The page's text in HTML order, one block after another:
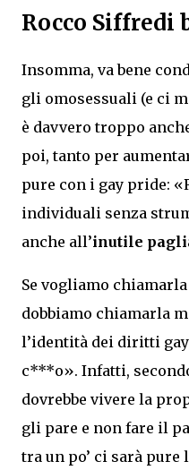
Rocco Siffredi
Insomma, va bene
gli omosessuali (e ci
è davvero troppo
poi, tanto per
pure con i gay pride:
individuali senza
anche all’inutile
Se vogliamo
dobbiamo chiamarla
l’identità dei diritti
c***o». Infatti,
dovrebbe vivere la
gli pare e non fare il
tra un po’ ci sarà pure